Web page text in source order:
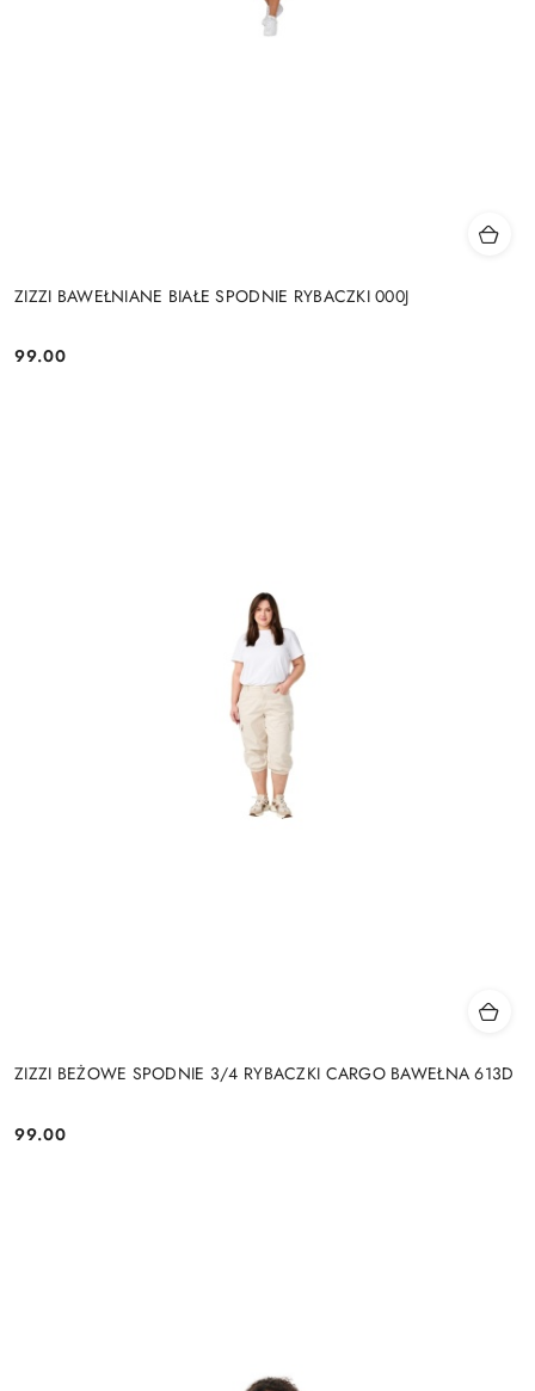
ZIZZI BAWEŁNIANE BIAŁE SPODNIE RYBACZKI 000J
Cena:
99.00
ZIZZI BEŻOWE SPODNIE 3/4 RYBACZKI CARGO BAWEŁNA 613D
Cena:
99.00